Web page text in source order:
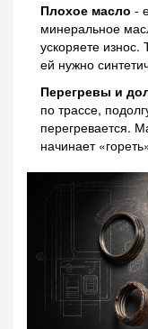
Плохое масло -
минеральное
ускоряете износ.
ей нужно
Перегревы и
по трассе,
перегревается.
начинает